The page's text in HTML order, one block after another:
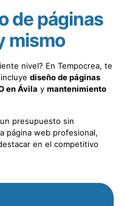
de páginas
mismo
nivel? En Tempocrea, te
incluyediseño de páginas
en Ávila ymantenimiento
presupuesto sin
página web profesional,
en el competitivo